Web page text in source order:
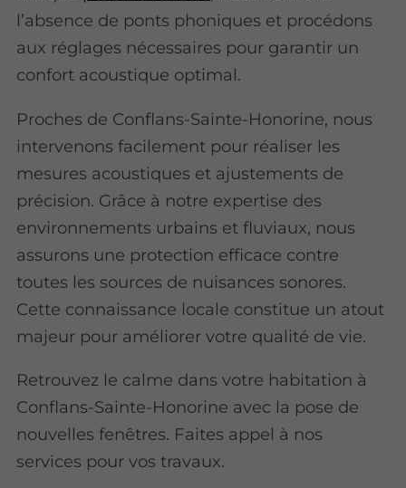
l’absence de ponts phoniques et procédons
aux réglages nécessaires pour garantir un
confort acoustique optimal.
Proches de Conflans-Sainte-Honorine, nous
intervenons facilement pour réaliser les
mesures acoustiques et ajustements de
précision. Grâce à notre expertise des
environnements urbains et fluviaux, nous
assurons une protection efficace contre
toutes les sources de nuisances sonores.
Cette connaissance locale constitue un atout
majeur pour améliorer votre qualité de vie.
Retrouvez le calme dans votre habitation à
Conflans-Sainte-Honorine avec la pose de
nouvelles fenêtres. Faites appel à nos
services pour vos travaux.